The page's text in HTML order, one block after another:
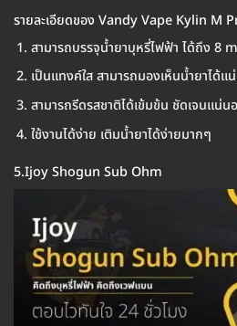
รายละเอียดของ Vandy Vape Kylin M
สามารถบรรจุน้ำยาบุหรี่ไฟฟ้า ได้ถึง 8
เป็นแทงค์ใส สามารถมองเห็นน้ำยาได้แ
สามารถรีดรสชาติได้เข้มข้น ชัดเจนแน่น
ใช้งานได้ง่าย เติมน้ำยาได้ง่ายมากๆ
5.Ijoy Shogun Sub Ohm